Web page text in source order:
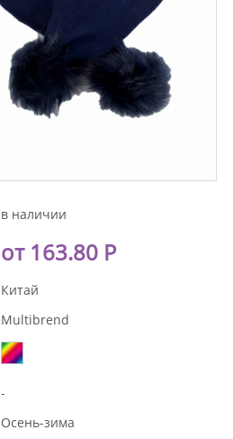
в наличии
от 163.80 Р
Китай
Multibrend
-
Осень-зима